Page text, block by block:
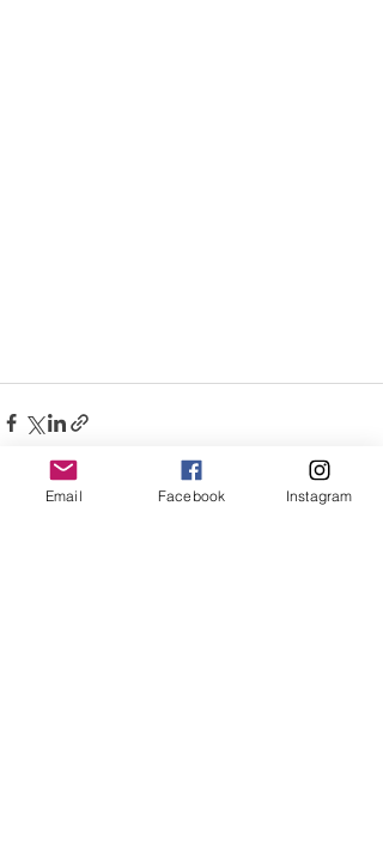
Email Facebook Instagram